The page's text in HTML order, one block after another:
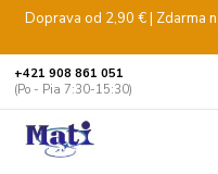
Doprava od 2,90 € | Zdarma
+421 908 861 051
(Po - Pia 7:30-15:30)